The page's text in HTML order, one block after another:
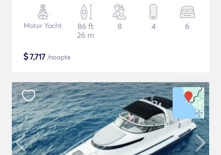
Motor Yacht
86 ft
26 m
8 4 6
$7,717 /noapte